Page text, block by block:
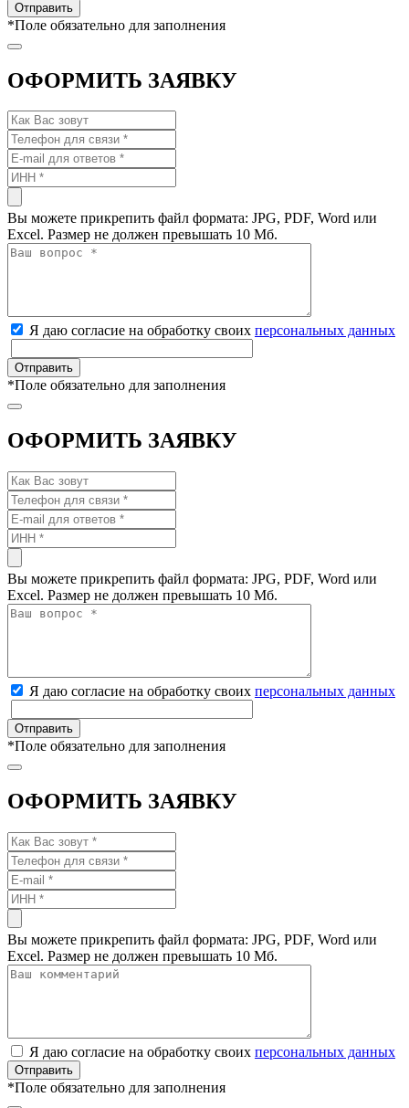
*Поле обязательно для заполнения
ОФОРМИТЬ ЗАЯВКУ
Вы можете прикрепить файл формата: JPG, PDF, Word или
Excel. Размер не должен превышать 10 Мб.
Я даю согласие на обработку своих персональных данных
*Поле обязательно для заполнения
ОФОРМИТЬ ЗАЯВКУ
Вы можете прикрепить файл формата: JPG, PDF, Word или
Excel. Размер не должен превышать 10 Мб.
Я даю согласие на обработку своих персональных данных
*Поле обязательно для заполнения
ОФОРМИТЬ ЗАЯВКУ
Вы можете прикрепить файл формата: JPG, PDF, Word или
Excel. Размер не должен превышать 10 Мб.
Я даю согласие на обработку своих персональных данных
*Поле обязательно для заполнения